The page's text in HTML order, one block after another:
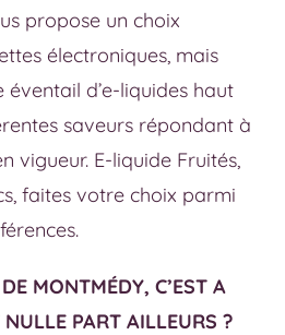
propose un choix
électroniques, mais
d’e-liquides haut
saveurs répondant à
vigueur. E-liquide Fruités,
faites votre choix parmi
MONTMÉDY, C’EST A
NULLE PART AILLEURS ?